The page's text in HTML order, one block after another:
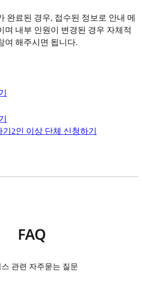
완료된 경우, 접수된 정보로 안내 메
며 내부 인원이 변경된 경우 자체적
여 해주시면 됩니다.
기2인 이상 단체 신청하기
FAQ
스 관련 자주묻는 질문